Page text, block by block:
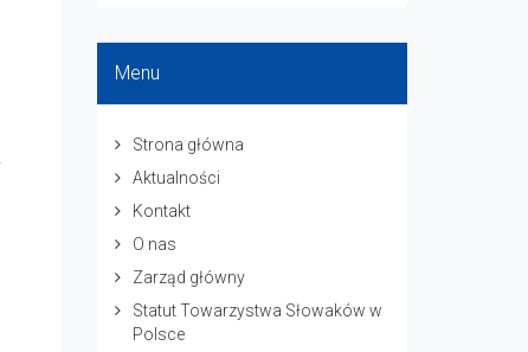
Menu
Strona główna
Aktualności
Kontakt
O nas
Zarząd główny
Statut Towarzystwa Słowaków w
Polsce